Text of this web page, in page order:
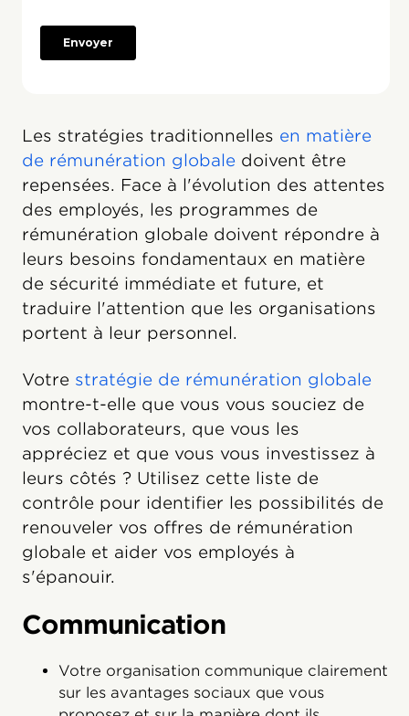
Les stratégies traditionnelles en matière
de rémunération globale doivent être
repensées. Face à l'évolution des attentes
des employés, les programmes de
rémunération globale doivent répondre à
leurs besoins fondamentaux en matière
de sécurité immédiate et future, et
traduire l'attention que les organisations
portent à leur personnel.
Votre stratégie de rémunération globale
montre-t-elle que vous vous souciez de
vos collaborateurs, que vous les
appréciez et que vous vous investissez à
leurs côtés ? Utilisez cette liste de
contrôle pour identifier les possibilités de
renouveler vos offres de rémunération
globale et aider vos employés à
s'épanouir.
Communication
Votre organisation communique clairement
sur les avantages sociaux que vous